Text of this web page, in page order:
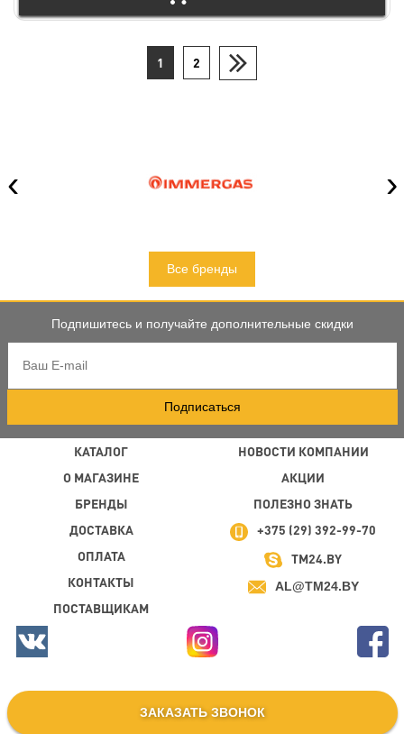
1 2
‹ ›
Все бренды
Подпишитесь и получайте дополнительные скидки
Подписаться
КАТАЛОГ
О МАГАЗИНЕ
БРЕНДЫ
НОВОСТИ КОМПАНИИ
АКЦИИ
ПОЛЕЗНО ЗНАТЬ
ДОСТАВКА
ОПЛАТА
КОНТАКТЫ
ПОСТАВЩИКАМ
+375 (29) 392-99-70
TM24.BY
AL@TM24.BY
ЗАКАЗАТЬ ЗВОНОК